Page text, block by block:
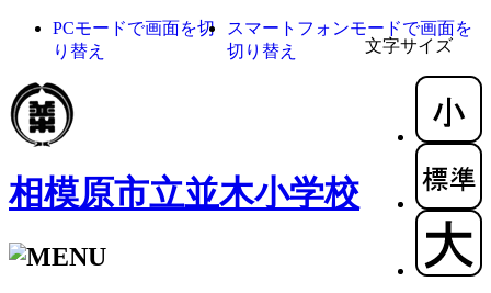
文字サイズ
PCモードで画面を切
り替え
スマートフォンモードで画面を
切り替え
相模原市立並木小学校